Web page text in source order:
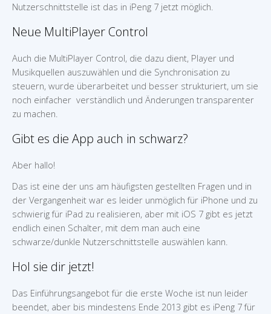
Nutzerschnittstelle ist das in iPeng 7 jetzt möglich.
Neue MultiPlayer Control
Auch die MultiPlayer Control, die dazu dient, Player und
Musikquellen auszuwählen und die Synchronisation zu
steuern, wurde überarbeitet und besser strukturiert, um sie
noch einfacher verständlich und Änderungen transparenter
zu machen.
Gibt es die App auch in schwarz?
Aber hallo!
Das ist eine der uns am häufigsten gestellten Fragen und in
der Vergangenheit war es leider unmöglich für iPhone und zu
schwierig für iPad zu realisieren, aber mit iOS 7 gibt es jetzt
endlich einen Schalter, mit dem man auch eine
schwarze/dunkle Nutzerschnittstelle auswählen kann.
Hol sie dir jetzt!
Das Einführungsangebot für die erste Woche ist nun leider
beendet, aber bis mindestens Ende 2013 gibt es iPeng 7 für